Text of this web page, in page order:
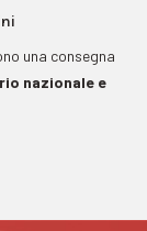
una consegna
nazionale e